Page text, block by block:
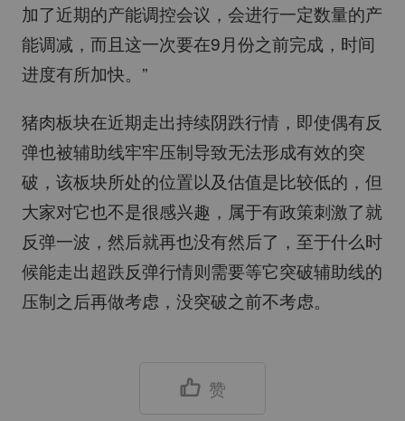
加了近期的产能调控会议，会进行一定数量的产
能调减，而且这一次要在9月份之前完成，时间
进度有所加快。”
猪肉板块在近期走出持续阴跌行情，即使偶有反
弹也被辅助线牢牢压制导致无法形成有效的突
破，该板块所处的位置以及估值是比较低的，但
大家对它也不是很感兴趣，属于有政策刺激了就
反弹一波，然后就再也没有然后了，至于什么时
候能走出超跌反弹行情则需要等它突破辅助线的
压制之后再做考虑，没突破之前不考虑。
赞